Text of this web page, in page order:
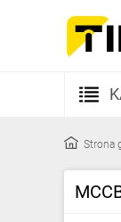
Kable i
Strona